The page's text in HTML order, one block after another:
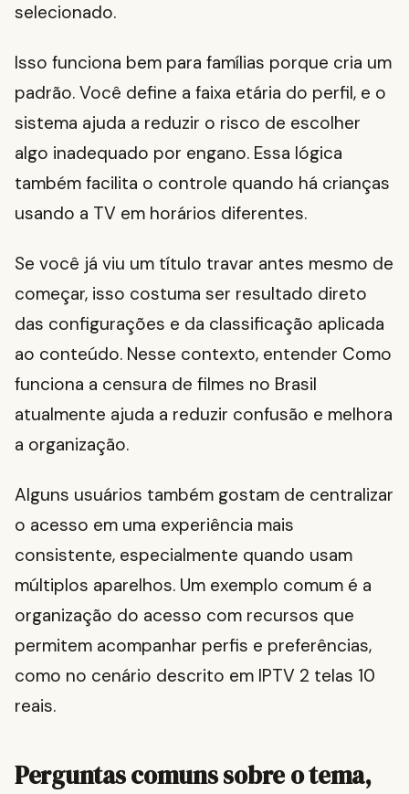
selecionado.
Isso funciona bem para famílias porque cria um
padrão. Você define a faixa etária do perfil, e o
sistema ajuda a reduzir o risco de escolher
algo inadequado por engano. Essa lógica
também facilita o controle quando há crianças
usando a TV em horários diferentes.
Se você já viu um título travar antes mesmo de
começar, isso costuma ser resultado direto
das configurações e da classificação aplicada
ao conteúdo. Nesse contexto, entender Como
funciona a censura de filmes no Brasil
atualmente ajuda a reduzir confusão e melhora
a organização.
Alguns usuários também gostam de centralizar
o acesso em uma experiência mais
consistente, especialmente quando usam
múltiplos aparelhos. Um exemplo comum é a
organização do acesso com recursos que
permitem acompanhar perfis e preferências,
como no cenário descrito em IPTV 2 telas 10
reais.
Perguntas comuns sobre o tema,